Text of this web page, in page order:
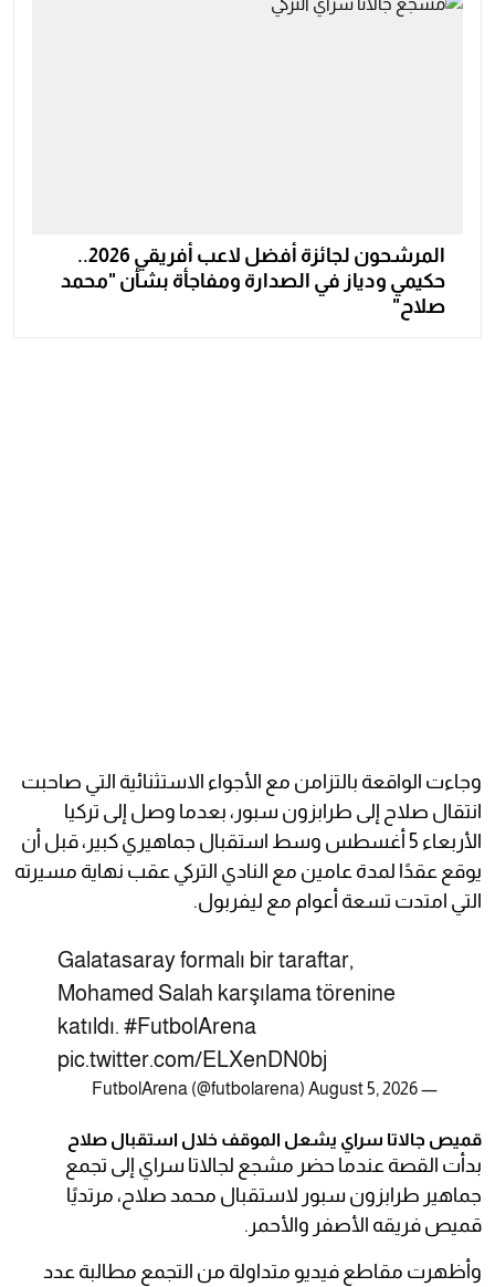
المرشحون لجائزة أفضل لاعب أفريقي 2026..
حكيمي ودياز في الصدارة ومفاجأة بشأن "محمد
صلاح"
وجاءت الواقعة بالتزامن مع الأجواء الاستثنائية التي صاحبت
انتقال صلاح إلى طرابزون سبور، بعدما وصل إلى تركيا
الأربعاء 5 أغسطس وسط استقبال جماهيري كبير، قبل أن
يوقع عقدًا لمدة عامين مع النادي التركي عقب نهاية مسيرته
التي امتدت تسعة أعوام مع ليفربول.
Galatasaray formalı bir taraftar,
Mohamed Salah karşılama törenine
katıldı. #FutbolArena
pic.twitter.com/ELXenDN0bj
— FutbolArena (@futbolarena)
August 5, 2026
قميص جالاتا سراي يشعل الموقف خلال استقبال صلاح
بدأت القصة عندما حضر مشجع لجالاتا سراي إلى تجمع
جماهير طرابزون سبور لاستقبال محمد صلاح، مرتديًا
قميص فريقه الأصفر والأحمر.
وأظهرت مقاطع فيديو متداولة من التجمع مطالبة عدد